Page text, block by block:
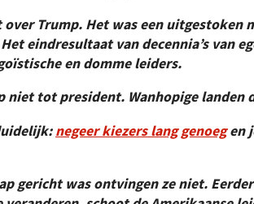
Trump. Het was een uitgestoken
eindresultaat van decennia’s van
en domme leiders.
niet tot president. Wanhopige landen
negeer kiezers lang genoegen
gericht was ontvingen ze niet.